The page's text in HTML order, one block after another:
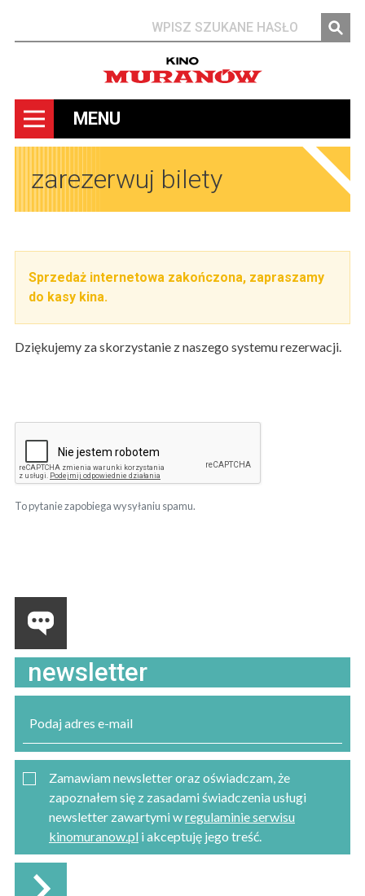
MENU
zarezerwuj bilety
Sprzedaż internetowa zakończona, zapraszamy
do kasy kina.
Dziękujemy za skorzystanie z naszego systemu rezerwacji.
To pytanie zapobiega wysyłaniu spamu.
newsletter
Zamawiam newsletter oraz oświadczam, że
zapoznałem się z zasadami świadczenia usługi
newsletter zawartymi wregulaminie serwisu
kinomuranow.pl i akceptuję jego treść.